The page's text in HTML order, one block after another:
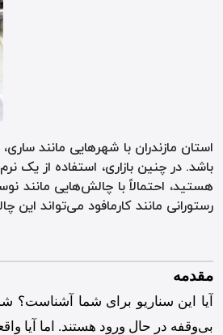
استان مازندران با شهرهایی مانند
باشد. در چنین بازاری، استفاده از
هستید، احتمالاً با چالش‌هایی مانند
رستورانی مانند کارمافود می‌تواند این
مقدمه
آیا این سناریو برای شما آشناست؟
بی‌وقفه در حال ورود هستند. اما آیا